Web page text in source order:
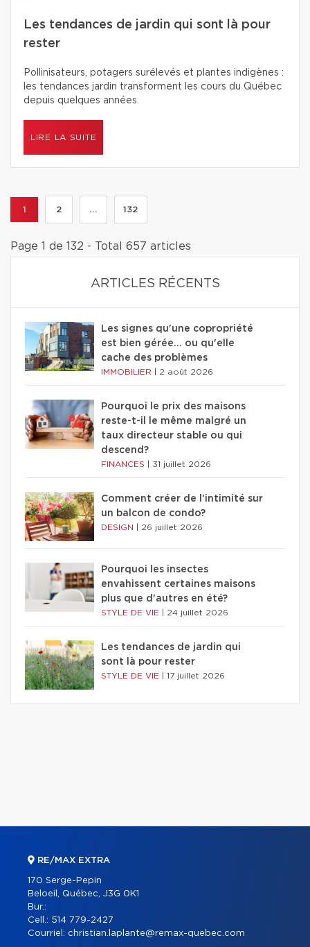
Les tendances de jardin qui sont là pour
rester
Pollinisateurs, potagers surélevés et plantes indigènes :
les tendances jardin transforment les cours du Québec
depuis quelques années.
LIRE LA SUITE
1 2 ... 132
Page 1 de 132 - Total 657 articles
ARTICLES RÉCENTS
Les signes qu'une copropriété
est bien gérée… ou qu'elle
cache des problèmes
IMMOBILIER 2 août 2026
Pourquoi le prix des maisons
reste-t-il le même malgré un
taux directeur stable ou qui
descend?
FINANCES 31 juillet 2026
Comment créer de l'intimité sur
un balcon de condo?
DESIGN 26 juillet 2026
Pourquoi les insectes
envahissent certaines maisons
plus que d'autres en été?
STYLE DE VIE 24 juillet 2026
Les tendances de jardin qui
sont là pour rester
STYLE DE VIE 17 juillet 2026
RE/MAX EXTRA
170 Serge-Pepin
Beloeil, Québec, J3G 0K1
Bur.:
Cell.: 514 779-2427
Courriel: christian.laplante@remax-quebec.com